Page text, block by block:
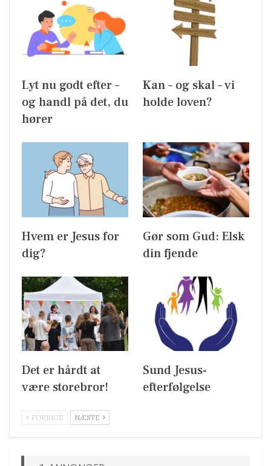
Lyt nu godt efter –
og handl på det, du
hører
Kan – og skal – vi
holde loven?
Hvem er Jesus for
dig?
Gør som Gud: Elsk
din fjende
Det er hårdt at
være storebror!
Sund Jesus-
efterfølgelse
FORRIGE NÆSTE